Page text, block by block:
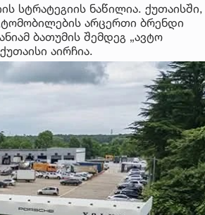
სტრატეგიის ნაწილია. ქუთაისში,
არცერთი ბრენდი
ბათუმის შემდეგ „ავტო
აირჩია.